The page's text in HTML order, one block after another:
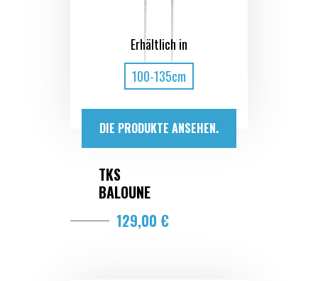
Erhältlich in
100-135cm
DIE PRODUKTE ANSEHEN.
TKS
BALOUNE
129,00 €